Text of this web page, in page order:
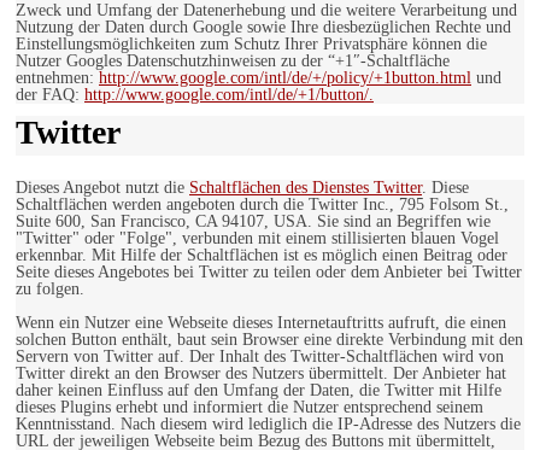
Zweck und Umfang der Datenerhebung und die weitere Verarbeitung und
Nutzung der Daten durch Google sowie Ihre diesbezüglichen Rechte und
Einstellungsmöglichkeiten zum Schutz Ihrer Privatsphäre können die
Nutzer Googles Datenschutzhinweisen zu der “+1″-Schaltfläche
entnehmen: http://www.google.com/intl/de/+/policy/+1button.html und
der FAQ: http://www.google.com/intl/de/+1/button/.
Twitter
Dieses Angebot nutzt die Schaltflächen des Dienstes Twitter. Diese
Schaltflächen werden angeboten durch die Twitter Inc., 795 Folsom St.,
Suite 600, San Francisco, CA 94107, USA. Sie sind an Begriffen wie
"Twitter" oder "Folge", verbunden mit einem stillisierten blauen Vogel
erkennbar. Mit Hilfe der Schaltflächen ist es möglich einen Beitrag oder
Seite dieses Angebotes bei Twitter zu teilen oder dem Anbieter bei Twitter
zu folgen.
Wenn ein Nutzer eine Webseite dieses Internetauftritts aufruft, die einen
solchen Button enthält, baut sein Browser eine direkte Verbindung mit den
Servern von Twitter auf. Der Inhalt des Twitter-Schaltflächen wird von
Twitter direkt an den Browser des Nutzers übermittelt. Der Anbieter hat
daher keinen Einfluss auf den Umfang der Daten, die Twitter mit Hilfe
dieses Plugins erhebt und informiert die Nutzer entsprechend seinem
Kenntnisstand. Nach diesem wird lediglich die IP-Adresse des Nutzers die
URL der jeweiligen Webseite beim Bezug des Buttons mit übermittelt,